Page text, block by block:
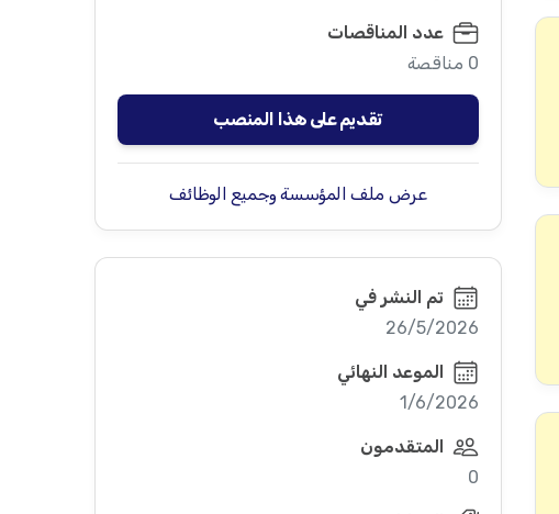
عدد المناقصات
0 مناقصة
تقديم على هذا المنصب
عرض ملف المؤسسة وجميع الوظائف
تم النشر في
26/5/2026
الموعد النهائي
1/6/2026
المتقدمون
0